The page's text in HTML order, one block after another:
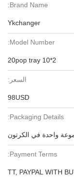
Brand Name:
Ykchanger
Model Number:
2*10 20pop tray
السعر:
98USD
Packaging Details:
واحدة في الكرتون
Payment Terms:
TT, PAYPAL WITH